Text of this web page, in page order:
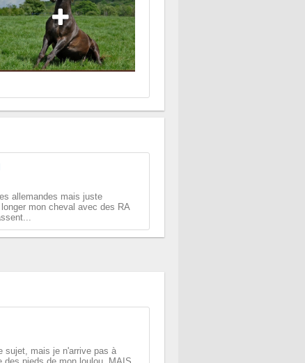
allemandes mais juste
mon cheval avec des RA
sujet, mais je n'arrive pas à